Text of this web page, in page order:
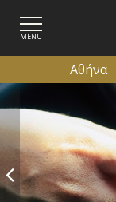
MENU
ΕΓΓΡΑΦΗ
Αθήνα